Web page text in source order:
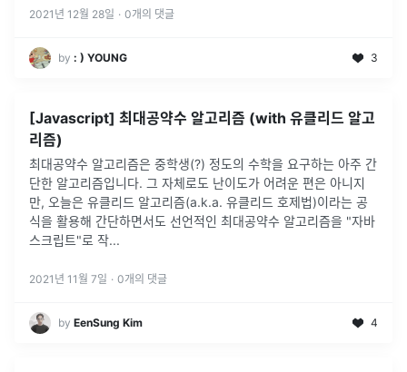
2021년 12월 28일 · 0개의 댓글
by : ) YOUNG 3
[Javascript] 최대공약수 알고리즘 (with 유클리드 알고
리즘)
최대공약수 알고리즘은 중학생(?) 정도의 수학을 요구하는 아주 간
단한 알고리즘입니다. 그 자체로도 난이도가 어려운 편은 아니지
만, 오늘은 유클리드 알고리즘(a.k.a. 유클리드 호제법)이라는 공
식을 활용해 간단하면서도 선언적인 최대공약수 알고리즘을 "자바
스크립트"로 작...
2021년 11월 7일 · 0개의 댓글
by EenSung Kim 4